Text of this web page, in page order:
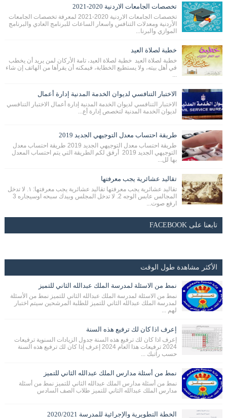
تخصصات الجامعات الاردنية 2020-2021
تخصصات الجامعات الاردنية 2020-2021 لمعرفة تخصصات الجامعات
الأردنية ومعدلات التنافس واسعار الساعات للبرنامج العادي والبرنامج
الموازي والبرنا...
خطبة لصلاة العيد
خطبة لصلاة العيد خطبة لصلاة العيد، تامة الأركان لمن يريد أن يخطب
في أهل بيته، ولا يستطيع الخطابة، فيمكنه أن يقرأها من الهاتف إن شاء
...
الاختبار التنافسي لديوان الخدمة المدنية إدارة أعمال
الاختبار التنافسي لديوان الخدمة المدنية إدارة أعمال الاختبار التنافسي
لديوان الخدمة المدنية لتخصص إدارة أع...
طريقة احتساب معدل التوجيهي الجديد 2019
طريقة احتساب معدل التوجيهي الجديد 2019 طريقة احتساب معدل
التوجيهي الجديد 2019 أرفق لكم الطريقة التي يتم احتساب المعدل
بها لل...
تقاليد عشائرية يجب معرفتها
تقاليد عشائرية يجب معرفتها تقاليد عشائرية يجب معرفتها: ١. لا تدخل
المجالس عابس الوجه 2. لا تدخل المجلس وبيدك سبحه اوسيجاره 3
ارفع صوت...
تابعنا على FACEBOOK
الأكثر مشاهدة طول الوقت
نمط من الاسئلة لمدرسة الملك عبدالله الثاني للتميز
نمط من الاسئلة لمدرسة الملك عبدالله الثاني للتميز نمط من الأسئلة
لمدرسة الملك عبدالله الثاني للتميز للطلبة المرشحين سيتم اختبار
لهم ...
إعرف اذا كان لك ترفيع هذه السنة
إعرف اذا كان لك ترفيع هذه السنة جدول الزيادات السنوية ترفيعات
2024 ترفيعات هذا العام 2024 إعرف إذا كان لك ترفيع هذه السنة
حسب راتبك ...
نمط من أسئلة مدارس الملك عبدالله الثاني للتميز
نمط من أسئلة مدارس الملك عبدالله الثاني للتميز نمط من أسئلة
مدارس الملك عبدالله الثاني للتميز طلاب الصف السادس
الخطة التطويرية والإجرائية للمدرسة 2020/2021